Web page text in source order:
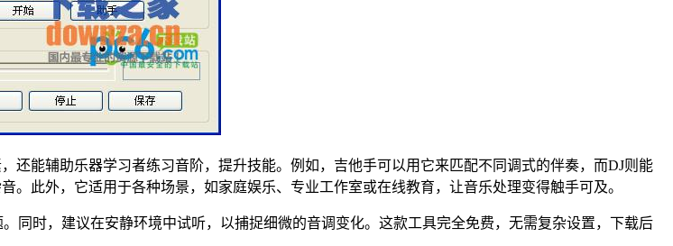
还能辅助乐器学习者练习音阶，提升技能。例如，吉他手可以用它来匹配不同调式的伴奏，而DJ则能
此外，它适用于各种场景，如家庭娱乐、专业工作室或在线教育，让音乐处理变得触手可及。
同时，建议在安静环境中试听，以捕捉细微的音调变化。这款工具完全免费，无需复杂设置，下载后